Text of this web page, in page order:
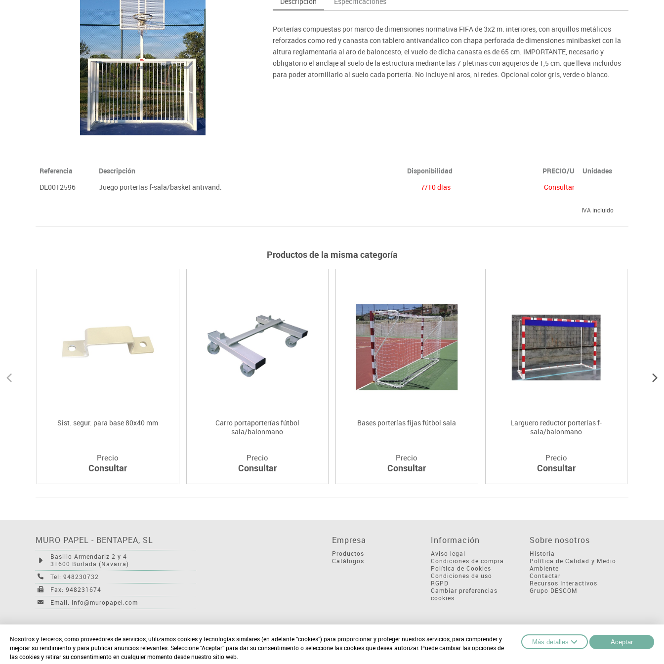
Informática
Manualidades
Material escolar
Plastifica, encuaderna, destruye
Papel y manipulados
Juegos heurísticos
Juegos de mesa
Juegos simbólicos
Pizarras, vitrinas y expositores
Sillas, bancos y taburetes
Deportes raqueta
Protección deportiva
Psicomotricidad
Monitores interactivos
Pantallas de proyección
Soportes
Videoproyección
Porterías compuestas por marco de dimensiones normativa FIFA de 3x2 m. interiores, con arquillos metálicos
reforzados como red y canasta con tablero antivandalico con chapa perforada de dimensiones minibasket con la
altura reglamentaria al aro de baloncesto, el vuelo de dicha canasta es de 65 cm. IMPORTANTE, necesario y
obligatorio el anclaje al suelo de la estructura mediante las 7 pletinas con agujeros de 1,5 cm. que lleva incluidos
para poder atornillarlo al suelo cada portería. No incluye ni aros, ni redes. Opcional color gris, verde o blanco.
Referencia Descripción Disponibilidad PRECIO/U
Unidades
DE0012596
Juego porterías f-sala/basket antivand. 7/10 días Consultar
IVA incluido
Productos de la misma categoría
Sist. segur. para base 80x40 mm
Precio
Consultar
Carro portaporterías fútbol
sala/balonmano
Precio
Consultar
Bases porterías fijas fútbol sala
Precio
Consultar
Larguero reductor porterías f-
sala/balonmano
Precio
Consultar
MURO PAPEL - BENTAPEA, SL
Basilio Armendariz 2 y 4
31600 Burlada (Navarra)
Tel: 948230732
Fax: 948231674
Email: info@muropapel.com
Empresa
Productos
Catálogos
Información
Aviso legal
Condiciones de compra
Política de Cookies
Condiciones de uso
RGPD
Cambiar preferencias
cookies
Sobre nosotros
Historia
Política de Calidad y Medio
Ambiente
Contactar
Recursos Interactivos
Grupo DESCOM
Nosotros y terceros, como proveedores de servicios, utilizamos cookies y tecnologías similares (en adelante “cookies”) para proporcionar y proteger nuestros servicios, para comprender y
mejorar su rendimiento y para publicar anuncios relevantes. Seleccione “Aceptar” para dar su consentimiento o seleccione las cookies que desea autorizar. Puede cambiar las opciones de
las cookies y retirar su consentimiento en cualquier momento desde nuestro sitio web.
Más detalles Aceptar